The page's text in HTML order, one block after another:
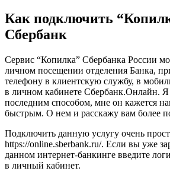
Как подключить
Сбербанк
Сервис “Копилка” Сбербанка России
личном посещении отделения Банка,
телефону в клиентскую службу, в
в личном кабинете Сбербанк.Онлайн. Я
последним способом, мне он кажется
быстрым. О нем и расскажу вам более
Подключить данную услугу очень
https://online.sberbank.ru/. Если вы уже
данном интернет-банкинге введите
в личный кабинет.